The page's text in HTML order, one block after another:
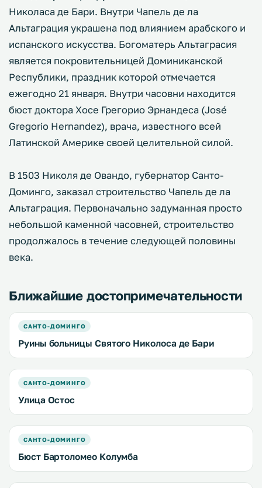
Николаса де Бари. Внутри Чапель де ла
Альтаграция украшена под влиянием арабского и
испанского искусства. Богоматерь Альтаграсия
является покровительницей Доминиканской
Республики, праздник которой отмечается
ежегодно 21 января. Внутри часовни находится
бюст доктора Хосе Грегорио Эрнандеса (José
Gregorio Hernandez), врача, известного всей
Латинской Америке своей целительной силой.
В 1503 Николя де Овандо, губернатор Санто-
Доминго, заказал строительство Чапель де ла
Альтаграция. Первоначально задуманная просто
небольшой каменной часовней, строительство
продолжалось в течение следующей половины
века.
Ближайшие достопримечательности
САНТО-ДОМИНГО
Руины больницы Святого Николоса де Бари
САНТО-ДОМИНГО
Улица Остос
САНТО-ДОМИНГО
Бюст Бартоломео Колумба